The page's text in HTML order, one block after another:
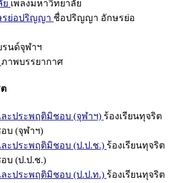
ย เพลงมหาวิทยาลัย
ย่อปริญญา ชื่อปริญญา อักษรย่อ
รนด์จุฬาฯ
ภาพบรรยากาศ
ละประพฤติมิชอบ (จุฬาฯ) ร้องเรียนทุจริต
บ (จุฬาฯ)
ละประพฤติมิชอบ (ป.ป.ช.) ร้องเรียนทุจริต
บ (ป.ป.ช.)
ละประพฤติมิชอบ (ป.ป.ท.) ร้องเรียนทุจริต